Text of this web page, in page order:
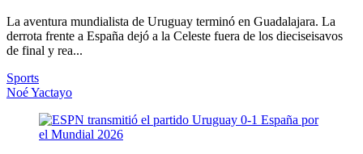
La aventura mundialista de Uruguay terminó en Guadalajara. La
derrota frente a España dejó a la Celeste fuera de los dieciseisavos
de final y rea...
Sports
Noé Yactayo